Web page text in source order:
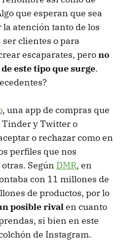
que esperan que sea
atención tanto de los
clientes o para
escaparates, perono
este tipo que surge.
, una app de compras que
Tinder y Twitter o
o rechazar como en
perfiles que nos
Según DMR, en
con 11 millones de
de productos, por lo
posible rivalen cuanto
si bien en este
de Instagram.